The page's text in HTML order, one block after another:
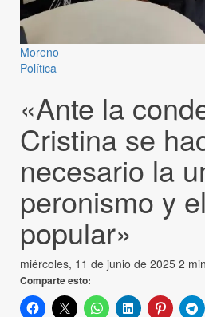
Moreno
Política
«Ante la
Cristina se
necesario la
peronismo y
popular»
miércoles, 11 de junio de 2025 2
Comparte esto: